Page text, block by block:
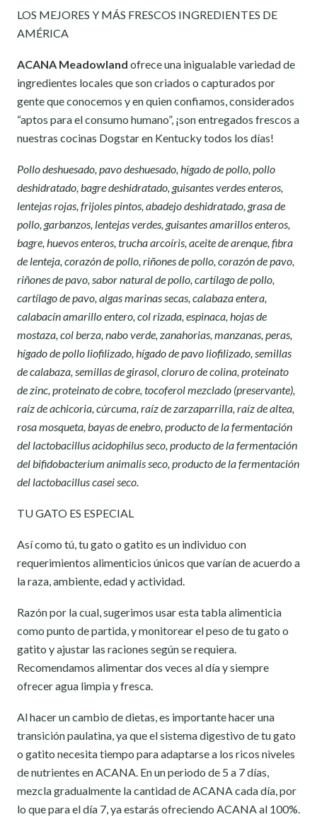
LOS MEJORES Y MÁS FRESCOS INGREDIENTES DE
AMÉRICA
ACANA Meadowland ofrece una inigualable variedad de
ingredientes locales que son criados o capturados por
gente que conocemos y en quien confiamos, considerados
“aptos para el consumo humano”, ¡son entregados frescos a
nuestras cocinas Dogstar en Kentucky todos los días!
Pollo deshuesado, pavo deshuesado, hígado de pollo, pollo
deshidratado, bagre deshidratado, guisantes verdes enteros,
lentejas rojas, frijoles pintos, abadejo deshidratado, grasa de
pollo, garbanzos, lentejas verdes, guisantes amarillos enteros,
bagre, huevos enteros, trucha arcoíris, aceite de arenque, fibra
de lenteja, corazón de pollo, riñones de pollo, corazón de pavo,
riñones de pavo, sabor natural de pollo, cartílago de pollo,
cartílago de pavo, algas marinas secas, calabaza entera,
calabacín amarillo entero, col rizada, espinaca, hojas de
mostaza, col berza, nabo verde, zanahorias, manzanas, peras,
hígado de pollo liofilizado, hígado de pavo liofilizado, semillas
de calabaza, semillas de girasol, cloruro de colina, proteinato
de zinc, proteinato de cobre, tocoferol mezclado (preservante),
raíz de achicoria, cúrcuma, raíz de zarzaparrilla, raíz de altea,
rosa mosqueta, bayas de enebro, producto de la fermentación
del lactobacillus acidophilus seco, producto de la fermentación
del bifidobacterium animalis seco, producto de la fermentación
del lactobacillus casei seco.
TU GATO ES ESPECIAL
Así como tú, tu gato o gatito es un individuo con
requerimientos alimenticios únicos que varían de acuerdo a
la raza, ambiente, edad y actividad.
Razón por la cual, sugerimos usar esta tabla alimenticia
como punto de partida, y monitorear el peso de tu gato o
gatito y ajustar las raciones según se requiera.
Recomendamos alimentar dos veces al día y siempre
ofrecer agua limpia y fresca.
Al hacer un cambio de dietas, es importante hacer una
transición paulatina, ya que el sistema digestivo de tu gato
o gatito necesita tiempo para adaptarse a los ricos niveles
de nutrientes en ACANA. En un periodo de 5 a 7 días,
mezcla gradualmente la cantidad de ACANA cada día, por
lo que para el día 7, ya estarás ofreciendo ACANA al 100%.